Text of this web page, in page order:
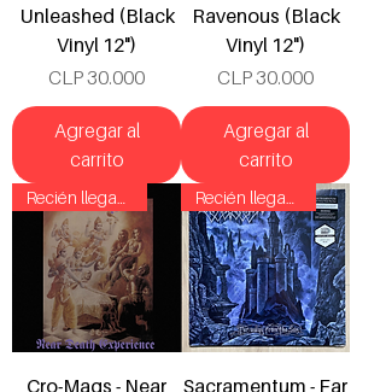
Unleashed (Black
Vinyl 12")
Precio
CLP 30.000
Agregar al
carrito
Ravenous (Black
Vinyl 12")
Precio
CLP 30.000
Agregar al
carrito
Cro-Mags - Near
Sacramentum - Far